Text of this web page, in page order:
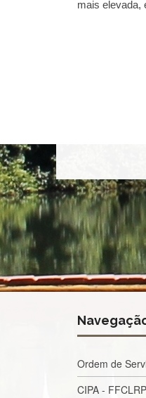
mais elevada,
Ordem de
CIPA - FFCLRP